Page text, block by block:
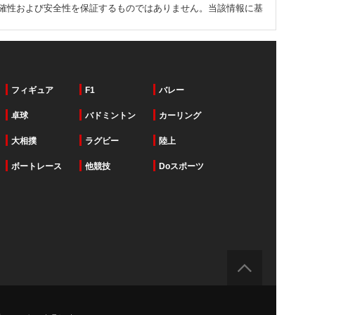
および安全性を保証するものではありません。当該情報に基
フィギュア F1 バレー
卓球 バドミントン カーリング
大相撲 ラグビー 陸上
ボートレース 他競技 Doスポーツ